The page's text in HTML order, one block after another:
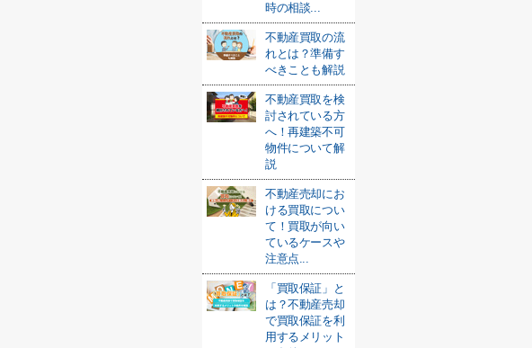
時の相談...
不動産買取の流
れとは？準備す
べきことも解説
不動産買取を検
討されている方
へ！再建築不可
物件について解
説
不動産売却にお
ける買取につい
て！買取が向い
ているケースや
注意点...
「買取保証」と
は？不動産売却
で買取保証を利
用するメリット